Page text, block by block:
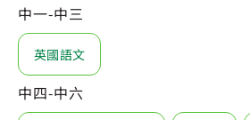
中一-中三
英國語文
中四-中六